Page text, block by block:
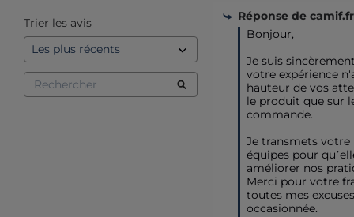
Trier les avis Réponse de camif.fr
Bonjour,
Je suis
votre expérience
hauteur de vos
le produit que sur
commande.
Je transmets votre
équipes pour
améliorer nos
Merci pour votre
toutes mes
occasionnée.